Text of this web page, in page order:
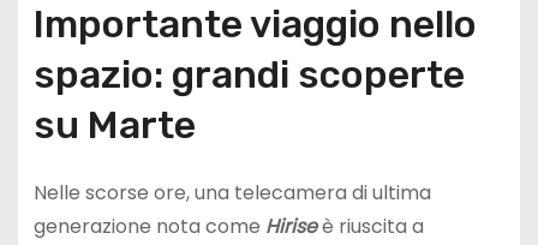
Importante viaggio nello
spazio: grandi scoperte
su Marte
Nelle scorse ore, una telecamera di ultima
generazione nota come Hiriseè riuscita a